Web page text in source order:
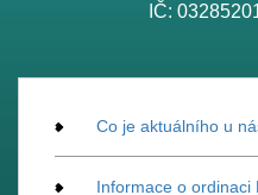
IČ:
Co je aktuálního u
Informace o ordinaci